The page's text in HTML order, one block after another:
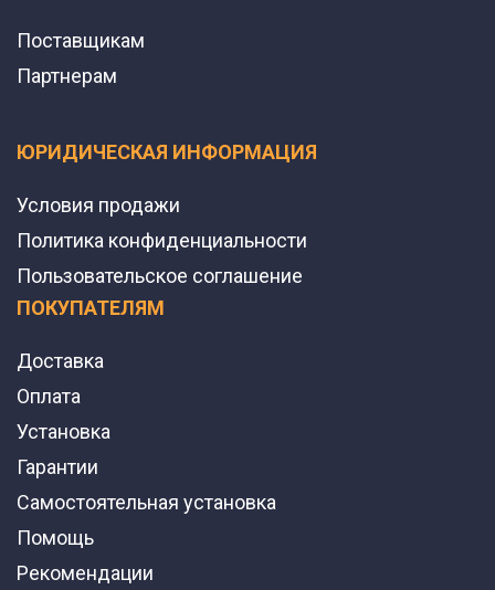
Поставщикам
Партнерам
ЮРИДИЧЕСКАЯ ИНФОРМАЦИЯ
Условия продажи
Политика конфиденциальности
Пользовательское соглашение
ПОКУПАТЕЛЯМ
Доставка
Оплата
Установка
Гарантии
Самостоятельная установка
Помощь
Рекомендации